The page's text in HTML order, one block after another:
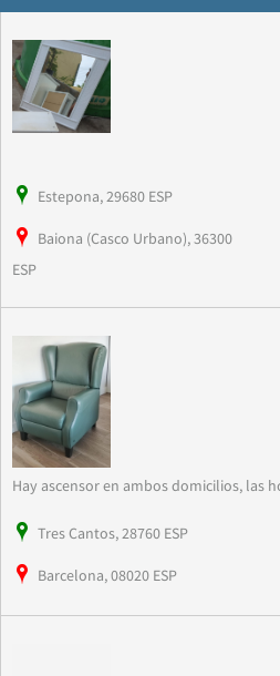
Estepona, 29680 ESP
Baiona (Casco Urbano), 36300
ESP
Hay ascensor en ambos domicilios, las
Tres Cantos, 28760 ESP
Barcelona, 08020 ESP